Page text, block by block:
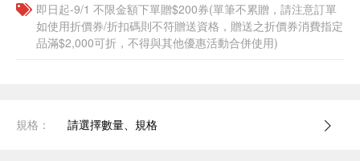
即日起-9/1 不限金額下單贈$200券(單筆不累贈，請注意訂單
如使用折價券/折扣碼則不符贈送資格，贈送之折價券消費指定
品滿$2,000可折，不得與其他優惠活動合併使用)
規格： 請選擇數量、規格